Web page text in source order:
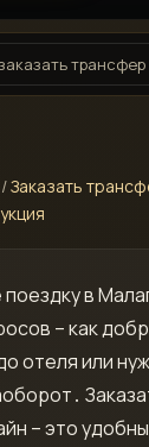
/Заказать
в
– как
отеля или
– это